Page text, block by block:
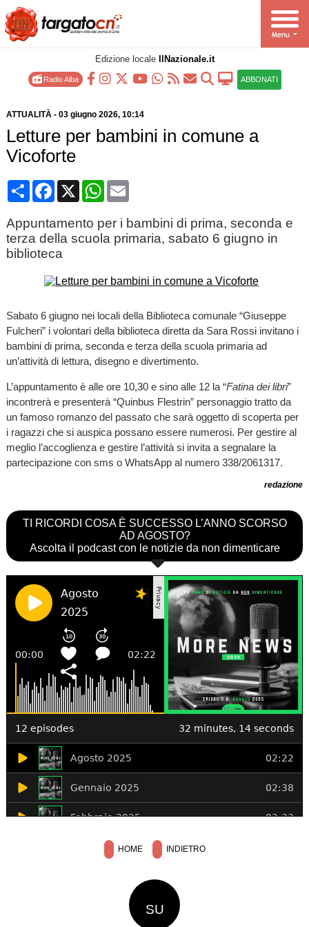
Edizione locale IlNazionale.it
Radio Alba ABBONATI
ATTUALITÀ- 03 giugno 2026, 10:14
Letture per bambini in comune a
Vicoforte
CondividiFacebook
X WhatsApp
Email
Appuntamento per i bambini di prima, seconda e
terza della scuola primaria, sabato 6 giugno in
biblioteca
Sabato 6 giugno nei locali della Biblioteca comunale “Giuseppe
Fulcheri” i volontari della biblioteca diretta da Sara Rossi invitano i
bambini di prima, seconda e terza della scuola primaria ad
un’attività di lettura, disegno e divertimento.
L’appuntamento è alle ore 10,30 e sino alle 12 la “Fatina dei libri”
incontrerà e presenterà “Quinbus Flestrin” personaggio tratto da
un famoso romanzo del passato che sarà oggetto di scoperta per
i ragazzi che si auspica possano essere numerosi. Per gestire al
meglio l’accoglienza e gestire l’attività si invita a segnalare la
partecipazione con sms o WhatsApp al numero 338/2061317.
redazione
TI RICORDI COSA È SUCCESSO L’ANNO SCORSO
AD AGOSTO?
Ascolta il podcast con le notizie da non dimenticare
HOME INDIETRO
SU